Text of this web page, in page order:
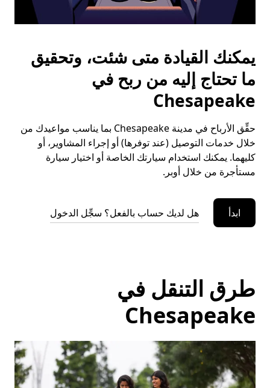
يمكنك القيادة متى شئت، وتحقيق
ما تحتاج إليه من ربح في
Chesapeake
حقِّق الأرباح في مدينة Chesapeake بما يناسب مواعيدك من
خلال خدمات التوصيل (عند توفرها) أو إجراء المشاوير، أو
كليهما. يمكنك استخدام سيارتك الخاصة أو اختيار سيارة
مستأجرة من خلال أوبر.
ابدأ هل لديك حساب بالفعل؟ سجِّل الدخول
طرق التنقل في
Chesapeake